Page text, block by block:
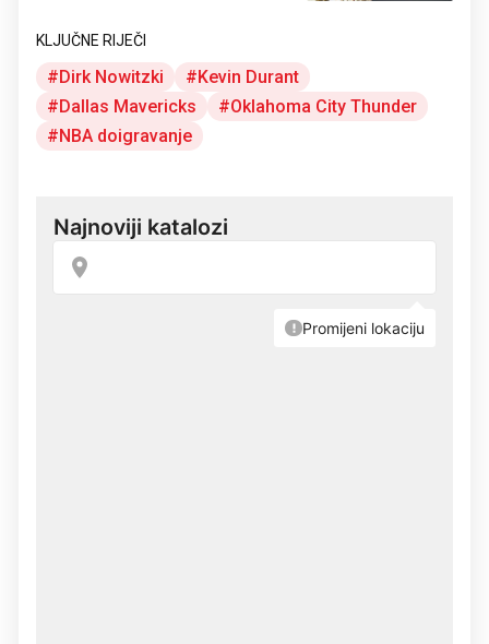
KLJUČNE RIJEČI
Dirk Nowitzki
Kevin Durant
Dallas Mavericks
Oklahoma City Thunder
NBA doigravanje